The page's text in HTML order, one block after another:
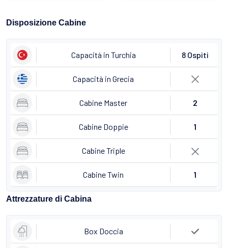
Disposizione Cabine
Capacità in Turchia 8 Ospiti
Capacità in Grecia
Cabine Master 2
Cabine Doppie 1
Cabine Triple
Cabine Twin 1
Attrezzature di Cabina
Box Doccia